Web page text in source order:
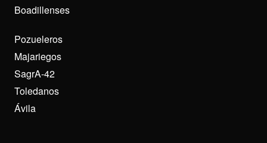
Boadillenses
Pozueleros
Majariegos
SagrA-42
Toledanos
Ávila